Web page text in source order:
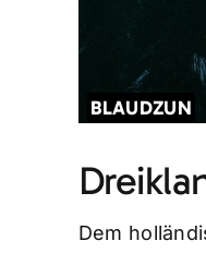
BLAUDZUN
Dem